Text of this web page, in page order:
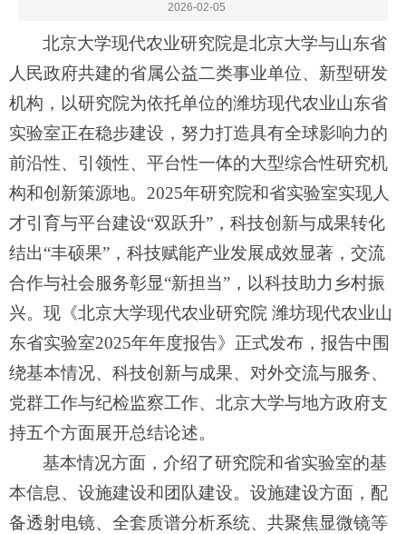
2026-02-05
北京大学现代农业研究院是北京大学与山东省
人民政府共建的省属公益二类事业单位、 新型研发
机构，以研究院为依托单位的潍坊现代农业山东省
实验室正在稳步建设，努力打造具有全球影响力的
前沿性、引领性、平台性一体的大型综合性研究机
构和创新策源地。 2025年研究院和省实验室实现人
才引育与平台建设“双跃升”，科技创新与成果转化
结出“丰硕果”，科技赋能产业发展成效显著，交流
合作与社会服务彰显“新担当”，以科技助力乡村振
兴。现《北京大学现代农业研究院 潍坊现代农业山
东省实验室2025年年度报告》正式发布， 报告中围
绕基本情况、科技创新与成果、对外交流与服务、
党群工作与纪检监察工作、北京大学与地方政府支
持五个方面展开总结论述。
基本情况方面，介绍了研究院和省实验室的基
本信息、设施建设和团队建设。设施建设方面，配
备透射电镜、全套质谱分析系统、共聚焦显微镜等